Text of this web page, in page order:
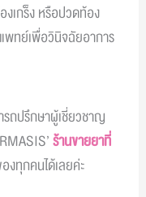
เกร็ง หรือปวดท้อง
พทย์เพื่อวินิจฉัยอาการ
ถปรึกษาผู้เชี่ยวชาญ
ร้านขายยาที่
ทุกคนได้เลยค่ะ